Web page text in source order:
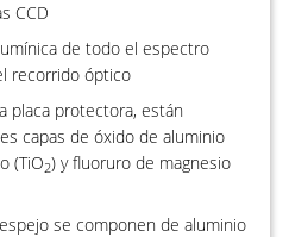
CCD
de todo el espectro
recorrido óptico
placa protectora, están
capas de óxido de aluminio
(TiO2) y fluoruro de magnesio
se componen de aluminio